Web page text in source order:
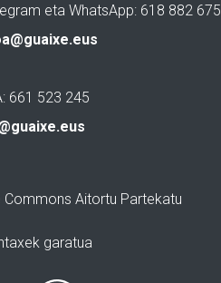
eta WhatsApp: 618 882 675
661 523 245
Commons Aitortu Partekatu
garatua